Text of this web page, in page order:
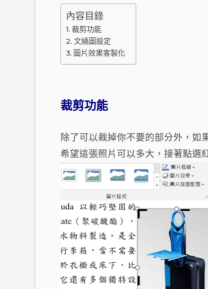
內容目錄
裁剪功能
文繞圖設定
圖片效果客製化
裁剪功能
除了可以裁掉你不要的部分外，如
希望這張照片可以多大，接著點選